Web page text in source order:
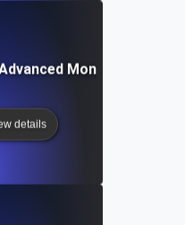
Monitoring
details